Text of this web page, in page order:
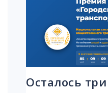
Осталось